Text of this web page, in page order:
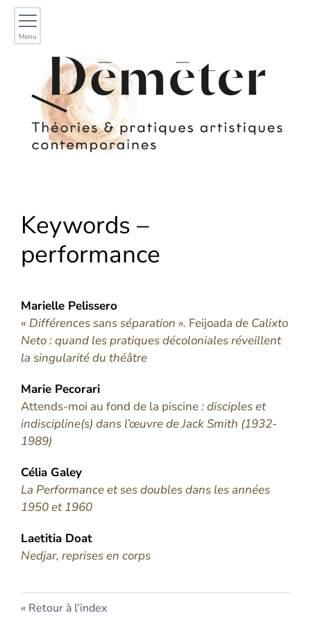
Menu
Keywords –
performance
Marielle Pelissero
« Différences sans séparation ». Feijoada de Calixto
Neto : quand les pratiques décoloniales réveillent
la singularité du théâtre
Marie Pecorari
Attends-moi au fond de la piscine: disciples et
indiscipline(s) dans l’œuvre de Jack Smith (1932-
1989)
Célia Galey
La Performance et ses doubles dans les années
1950 et 1960
Laetitia Doat
Nedjar, reprises en corps
Retour à l’index